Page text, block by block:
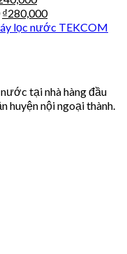
₫280,000
lọc nước TEKCOM
tại nhà hàng đầu
huyện nội ngoại thành.